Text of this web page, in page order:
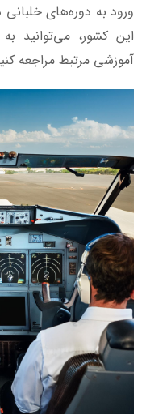
ورود به دوره‌های خلبانی
این کشور، می‌توانید
آموزشی مرتبط مراجعه